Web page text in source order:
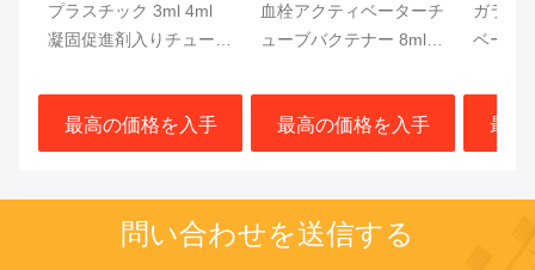
プラスチック 3ml 4ml
凝固促進剤入りチューブ
1ml - 10ml
最高の価格を入手
血栓アクティベーターチ
ューブバクテナー 8ml
ベーター 血液バクテナ
最高の価格を入手
ガラス
ベータ
エッタ
ューブ
最高
問い合わせを送信する